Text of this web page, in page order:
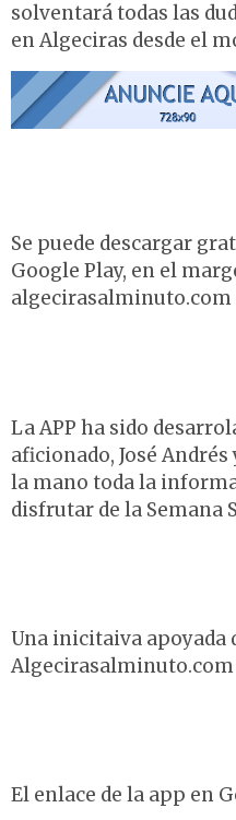
solventará todas las
en Algeciras desde el
Se puede descargar
Google Play, en el
La APP ha sido
aficionado, José
la mano toda la
disfrutar de la Semana
Una inicitaiva apoyada
Algecirasalminuto.com
El enlace de la app en